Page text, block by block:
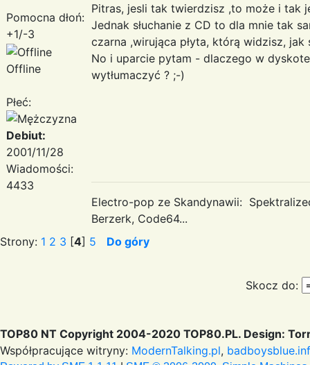
Pomocna dłoń:
+1/-3
Offline
Płeć:
Debiut:
2001/11/28
Wiadomości:
4433
Pitras, jesli tak twierdzisz ,to może i tak
Jednak słuchanie z CD to dla mnie tak
czarna ,wirująca płyta, którą widzisz, jak
No i uparcie pytam - dlaczego w
wytłumaczyć ? ;-)
Electro-pop ze Skandynawii:
Berzerk, Code64...
Strony: 1 2 3 [4] 5 Do góry
Skocz do:
TOP80 NT Copyright 2004-2020 TOP80.PL. Design:
Współpracujące witryny: ModernTalking.pl,